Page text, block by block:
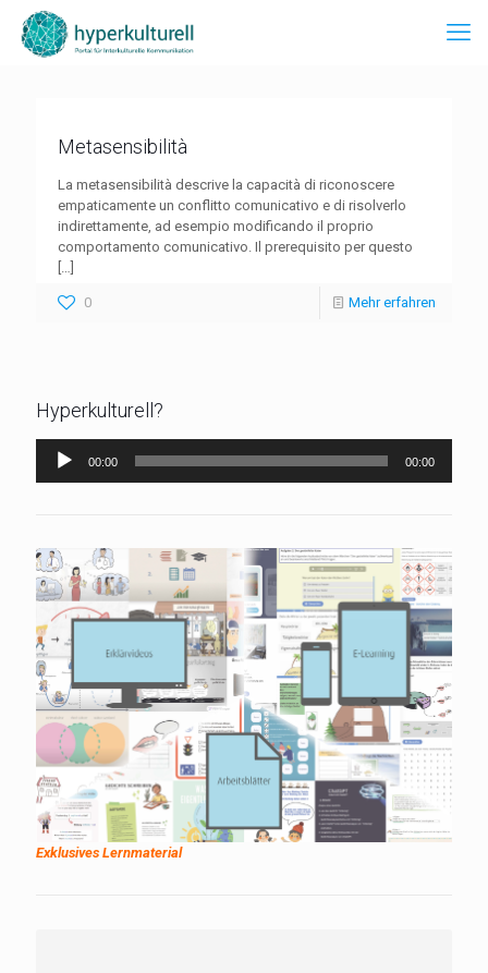
Metasensibilità
La metasensibilità descrive la capacità di riconoscere
empaticamente un conflitto comunicativo e di risolverlo
indirettamente, ad esempio modificando il proprio
comportamento comunicativo. Il prerequisito per questo
[…]
0 Mehr erfahren
Hyperkulturell?
Audio-
Player
00:00 00:00
Exklusives Lernmaterial